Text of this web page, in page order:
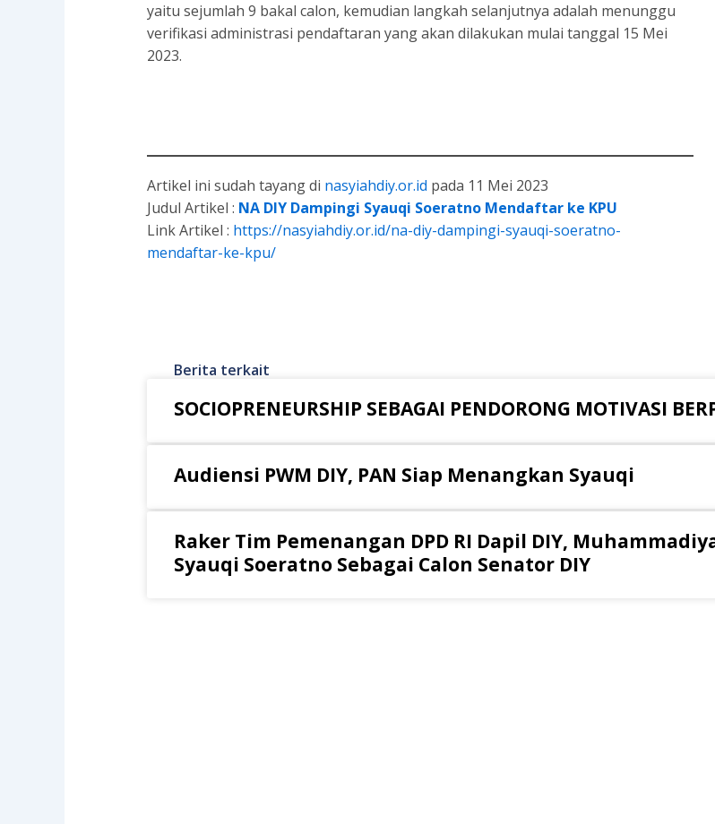
yaitu sejumlah 9 bakal calon, kemudian langkah selanjutnya adalah menunggu
verifikasi administrasi pendaftaran yang akan dilakukan mulai tanggal 15 Mei
2023.
Artikel ini sudah tayang di nasyiahdiy.or.id pada 11 Mei 2023
Judul Artikel : NA DIY Dampingi Syauqi Soeratno Mendaftar ke KPU
Link Artikel : https://nasyiahdiy.or.id/na-diy-dampingi-syauqi-soeratno-
mendaftar-ke-kpu/
Berita terkait
SOCIOPRENEURSHIP SEBAGAI PENDORONG MOTIVASI
Audiensi PWM DIY, PAN Siap Menangkan Syauqi
Raker Tim Pemenangan DPD RI Dapil DIY,
Syauqi Soeratno Sebagai Calon Senator DIY